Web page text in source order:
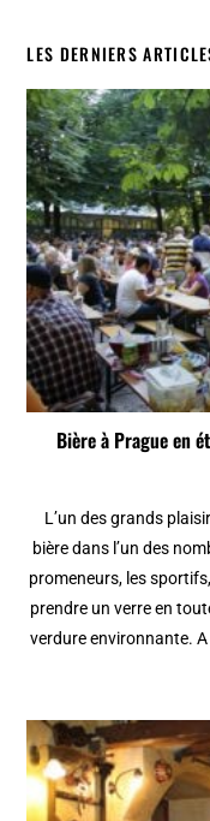
LES DERNIERS
Bière à Prague en
L’un des grands
bière dans l’un des
promeneurs, les
prendre un verre en
verdure environnante.